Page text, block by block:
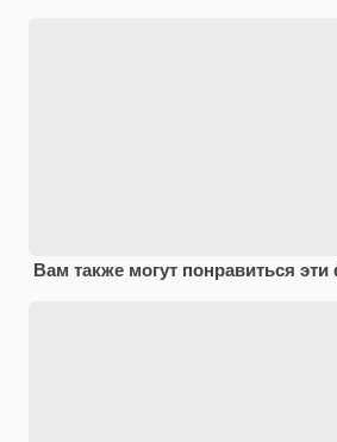
Вам также могут понравиться